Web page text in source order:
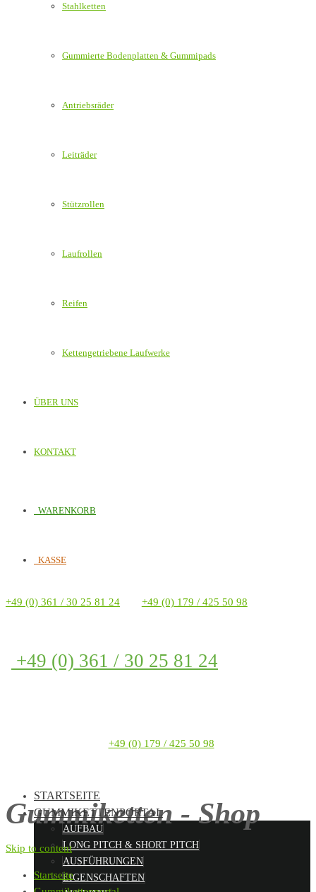
Stahlketten
Gummierte Bodenplatten & Gummipads
Antriebsräder
Leiträder
Stützrollen
Laufrollen
Reifen
Kettengetriebene Laufwerke
ÜBER UNS
KONTAKT
WARENKORB
KASSE
+49 (0) 361 / 30 25 81 24 +49 (0) 179 / 425 50 98
+49 (0) 361 / 30 25 81 24
+49 (0) 179 / 425 50 98
Gummiketten - Shop
STARTSEITE
GUMMIKETTENPORTAL
AUFBAU
LONG PITCH & SHORT PITCH
AUSFÜHRUNGEN
EIGENSCHAFTEN
Skip to content
Startseite